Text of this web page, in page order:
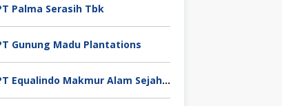
Palma Serasih Tbk
Gunung Madu Plantations
PT Equalindo Makmur Alam Sejahtera (Equalindo Group)